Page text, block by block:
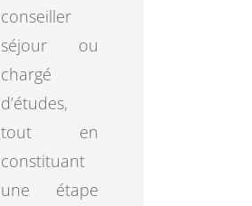
conseiller
séjour ou
chargé
d’études,
tout en
constituant
une étape